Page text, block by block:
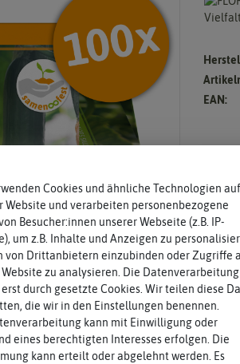
EAN:
100
einjährig
30 cm
haben?
Cookies und ähnliche Technologien auf
Website und verarbeiten personenbezogene
Besucher:innen unserer Webseite (z.B. IP-
um z.B. Inhalte und Anzeigen zu
von Drittanbietern einzubinden oder Zugriffe
Website zu analysieren. Die Datenverarbeitung
durch gesetzte Cookies. Wir teilen diese
die wir in den Einstellungen benennen.
kann mit Einwilligung oder
eines berechtigten Interesses erfolgen. Die
kann erteilt oder abgelehnt werden. Es